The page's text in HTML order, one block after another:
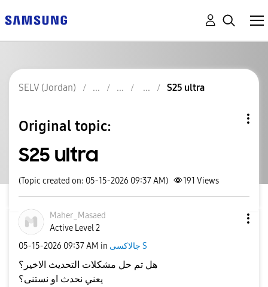
SELV (Jordan) S25 ultra
Original topic:
S25 ultra
(Topic created on: 05-15-2026 09:37 AM) 191 Views
Maher_Masaed
Active Level 2
‎05-15-2026 09:37 AM in جالاكسى S
هل تم حل مشكلات التحديث الاخير؟
يعني نحدث او نستنى؟